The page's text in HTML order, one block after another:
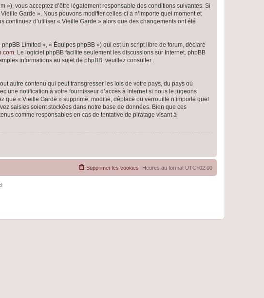
»), vous acceptez d’être légalement responsable des conditions suivantes. Si
Garde ». Nous pouvons modifier celles-ci à n’importe quel moment et
d’utiliser « Vieille Garde » alors que des changements ont été
Limited », « Équipes phpBB ») qui est un script libre de forum, déclaré
. Le logiciel phpBB facilite seulement les discussions sur Internet. phpBB
informations au sujet de phpBB, veuillez consulter :
autre contenu qui peut transgresser les lois de votre pays, du pays où
une notification à votre fournisseur d’accès à Internet si nous le jugeons
« Vieille Garde » supprime, modifie, déplace ou verrouille n’importe quel
saisies soient stockées dans notre base de données. Bien que ces
comme responsables en cas de tentative de piratage visant à
Heures au format UTC+02:00
Supprimer les cookies